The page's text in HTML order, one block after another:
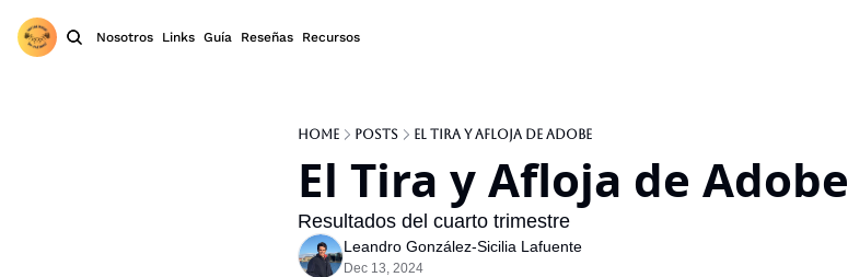
Nosotros Links Guía Reseñas Recursos
Home Posts El Tira y Afloja de Adobe
El Tira y Afloja de Adobe
Resultados del cuarto trimestre
Leandro González-Sicilia Lafuente
Dec 13, 2024